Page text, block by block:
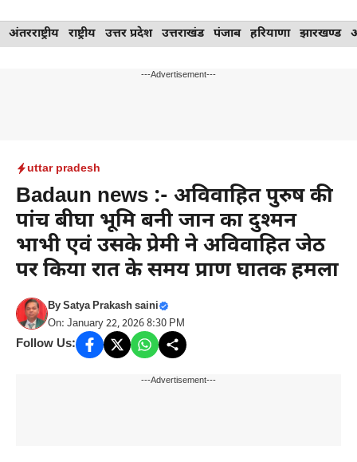
Skip
to
अंतरराष्ट्रीय राष्ट्रीय उत्तर प्रदेश उत्तराखंड पंजाब हरियाणा झारखण्ड
---Advertisement---
uttar pradesh
Badaun news :- अविवाहित पुरुष की
पांच बीघा भूमि बनी जान का दुश्मन
भाभी एवं उसके प्रेमी ने अविवाहित जेठ
पर किया रात के समय प्राण घातक हमला
BySatya Prakash saini
On: January 22, 2026 8:30 PM
Follow Us:
---Advertisement---